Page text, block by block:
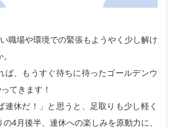
職場や環境での緊張もようやく少し解け
ば、もうすぐ待ちに待ったゴールデンウ
てきます！
連休だ！」と思うと、足取りも少し軽く
4月後半、連休への楽しみを原動力に、